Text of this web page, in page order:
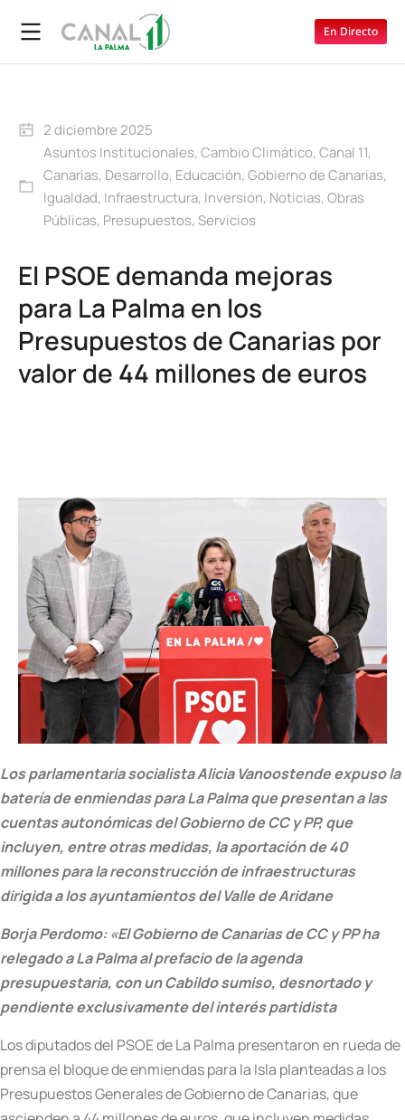
En Directo
2 diciembre 2025
Asuntos Institucionales, Cambio Climático, Canal 11,
Canarias, Desarrollo, Educación, Gobierno de Canarias,
Igualdad, Infraestructura, Inversión, Noticias, Obras
Públicas, Presupuestos, Servicios
El PSOE demanda mejoras
para La Palma en los
Presupuestos de Canarias por
valor de 44 millones de euros
Los parlamentaria socialista Alicia Vanoostende expuso la
batería de enmiendas para La Palma que presentan a las
cuentas autonómicas del Gobierno de CC y PP, que
incluyen, entre otras medidas, la aportación de 40
millones para la reconstrucción de infraestructuras
dirigida a los ayuntamientos del Valle de Aridane
Borja Perdomo: «El Gobierno de Canarias de CC y PP ha
relegado a La Palma al prefacio de la agenda
presupuestaria, con un Cabildo sumiso, desnortado y
pendiente exclusivamente del interés partidista
Los diputados del PSOE de La Palma presentaron en rueda de
prensa el bloque de enmiendas para la Isla planteadas a los
Presupuestos Generales de Gobierno de Canarias, que